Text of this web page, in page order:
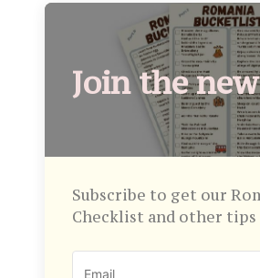
Join the
Subscribe to get our
Checklist and other